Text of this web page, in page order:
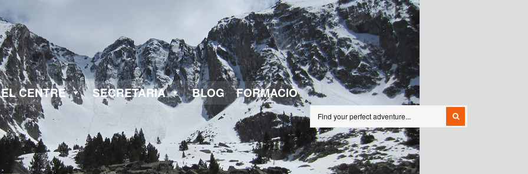
EL CENTRE SECRETARIA BLOG FORMACIÓ